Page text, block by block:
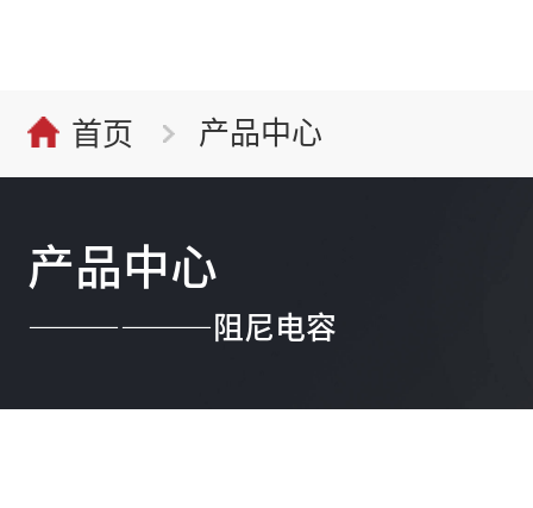
首页 产品中心
产品中心
——————阻尼电容